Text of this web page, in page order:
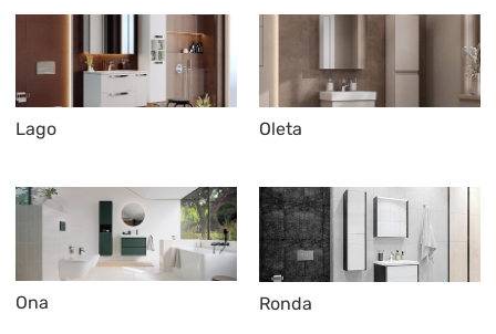
Lago Oleta
Ona Ronda